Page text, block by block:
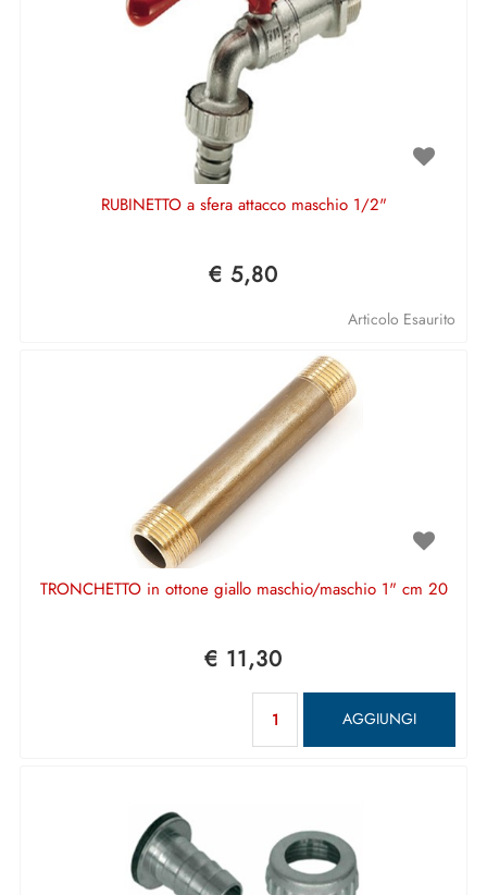
RUBINETTO a sfera attacco maschio 1/2"
€ 5,80
Articolo Esaurito
TRONCHETTO in ottone giallo maschio/maschio 1" cm 20
€ 11,30
AGGIUNGI